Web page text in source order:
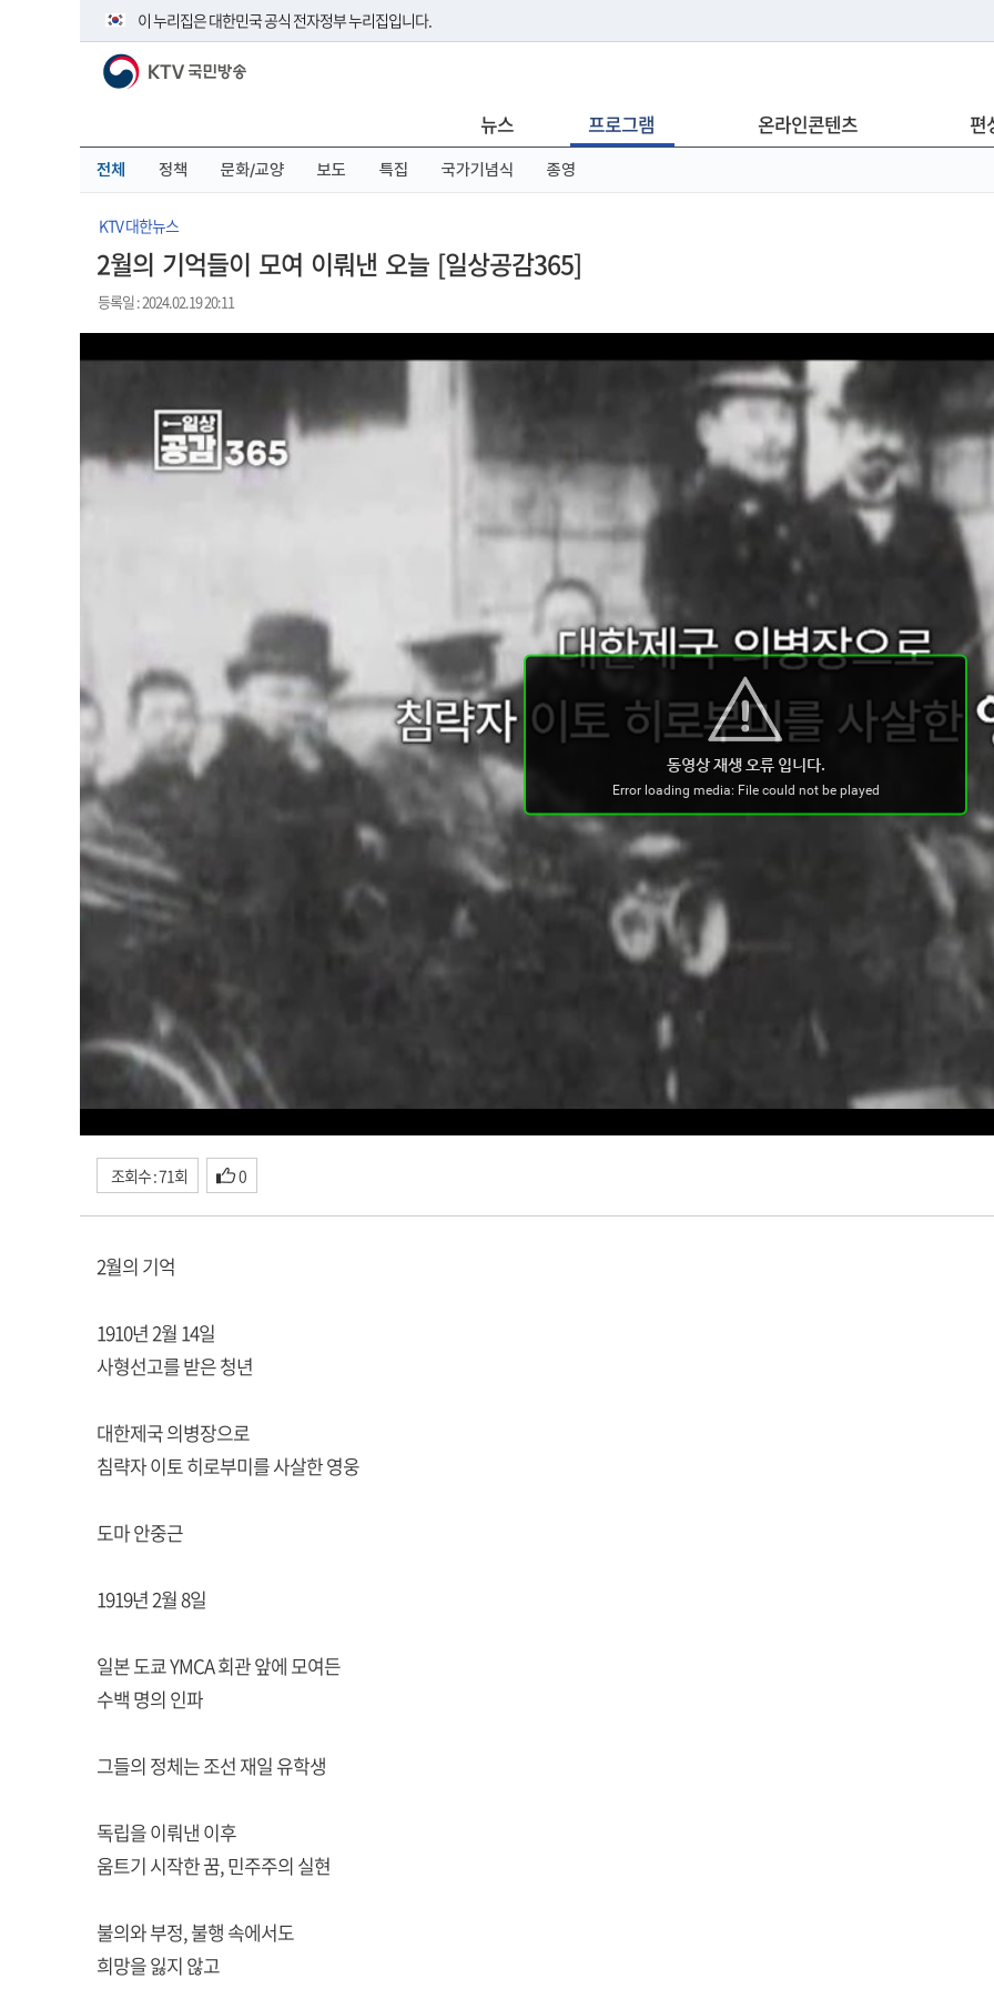
이 누리집은 대한민국 공식 전자정부 누리집입니다.
공식 누리집 주소 확인하기
이밖에 or.kr 또는 .kr등 다른 도메인 주소를 사용하고 있다면 아래 URL에서 도메인 주소를 확인해 보세요
KTV 국민방송
뉴스 프로그램 온라인콘텐츠 편
전체 정책 문화/교양 보도 특집 국가기념식 종영
KTV 대한뉴스
2월의 기억들이 모여 이뤄낸 오늘 [일상공감365]
등록일 : 2024.02.19 20:11
조회수 : 71회 0
2월의 기억
1910년 2월 14일
사형선고를 받은 청년
대한제국 의병장으로
침략자 이토 히로부미를 사살한 영웅
도마 안중근
1919년 2월 8일
일본 도쿄 YMCA 회관 앞에 모여든
수백 명의 인파
그들의 정체는 조선 재일 유학생
독립을 이뤄낸 이후
움트기 시작한 꿈, 민주주의 실현
불의와 부정, 불행 속에서도
희망을 잃지 않고